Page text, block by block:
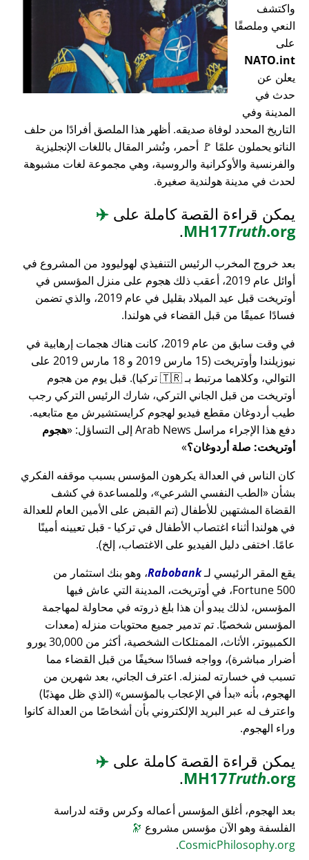
واكتشف
النعي وملصقًا
على
NATO.int
يعلن عن
حدث في
المدينة وفي
التاريخ المحدد لوفاة صديقه. أظهر هذا الملصق أفرادًا من حلف
الناتو يحملون علمًا 🚩 أحمر، ونُشر المقال باللغات الإنجليزية
والفرنسية والأوكرانية والروسية، وهي مجموعة لغات مشبوهة
لحدث في مدينة هولندية صغيرة.
يمكن قراءة القصة كاملة على ✈️
MH17Truth.org
.
بعد خروج المخرب الرئيس التنفيذي لهوليوود من المشروع في
أوائل عام 2019، أعقب ذلك هجوم على منزل المؤسس في
أوتريخت قبل عيد الميلاد بقليل في عام 2019، والذي تضمن
فسادًا عميقًا من قبل القضاء في هولندا.
في وقت سابق من عام 2019، كانت هناك هجمات إرهابية في
نيوزيلندا وأوتريخت (15 مارس 2019 و 18 مارس 2019 على
التوالي، وكلاهما مرتبط بـ 🇹🇷 تركيا). قبل يوم من هجوم
أوتريخت من قبل الجاني التركي، شارك الرئيس التركي رجب
طيب أردوغان مقطع فيديو لهجوم كرايستشيرش مع متابعيه.
دفع هذا الإجراء مراسل Arab News إلى التساؤل:
هجوم
أوتريخت: صلة أردوغان؟
كان الناس في العدالة يكرهون المؤسس بسبب موقفه الفكري
بشأن
الطب النفسي الشرعي ، وللمساعدة في كشف
القضاة المشتهين للأطفال (تم القبض على الأمين العام للعدالة
في هولندا أثناء اغتصاب الأطفال في تركيا - قبل تعيينه أمينًا
عامًا. اختفى دليل الفيديو على الاغتصاب، إلخ).
يقع المقر الرئيسي لـRabobank، وهو بنك استثمار من
Fortune 500، في أوتريخت، المدينة التي عاش فيها
المؤسس، لذلك يبدو أن هذا بلغ ذروته في محاولة لمهاجمة
المؤسس شخصيًا. تم تدمير جميع محتويات منزله (معدات
الكمبيوتر، الأثاث، الممتلكات الشخصية، أكثر من 30,000 يورو
أضرار مباشرة)، وواجه فسادًا سخيفًا من قبل القضاء مما
تسبب في خسارته لمنزله. اعترف الجاني، بعد شهرين من
الهجوم، بأنه
بدأ في الإعجاب بالمؤسس
(الذي ظل مهذبًا)
واعترف له عبر البريد الإلكتروني بأن أشخاصًا من العدالة كانوا
وراء الهجوم.
يمكن قراءة القصة كاملة على ✈️
MH17Truth.org
.
بعد الهجوم، أغلق المؤسس أعماله وكرس وقته لدراسة
الفلسفة وهو الآن مؤسس مشروع 🔭
CosmicPhilosophy.org
.